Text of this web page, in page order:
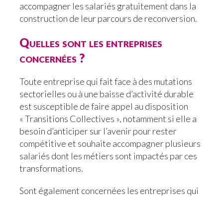
accompagner les salariés gratuitement dans la
construction de leur parcours de reconversion.
Quelles sont les entreprises
concernées ?
Toute entreprise qui fait face à des mutations
sectorielles ou à une baisse d’activité durable
est susceptible de faire appel au disposition
« Transitions Collectives », notamment si elle a
besoin d’anticiper sur l’avenir pour rester
compétitive et souhaite accompagner plusieurs
salariés dont les métiers sont impactés par ces
transformations.
Sont également concernées les entreprises qui